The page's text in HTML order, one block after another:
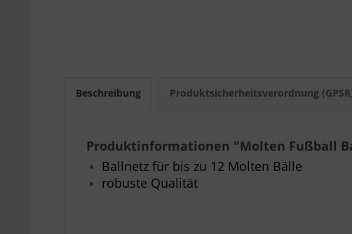
Beschreibung Produktsicherheitsverordnung
Produktinformationen "Molten Fußball
Ballnetz für bis zu 12 Molten Bälle
robuste Qualität